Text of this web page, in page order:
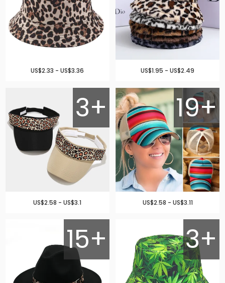
US$1.95 - US$2.49
US$2.33 - US$3.36
19+
US$2.58 - US$3.11
3+
US$2.58 - US$3.1
3+
15+